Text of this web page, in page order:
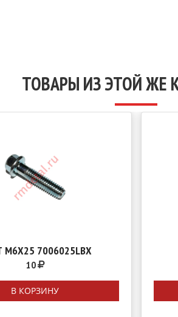
ТОВАРЫ ИЗ ЭТОЙ ЖЕ
М6Х25 7006025LBX
10
В КОРЗИНУ